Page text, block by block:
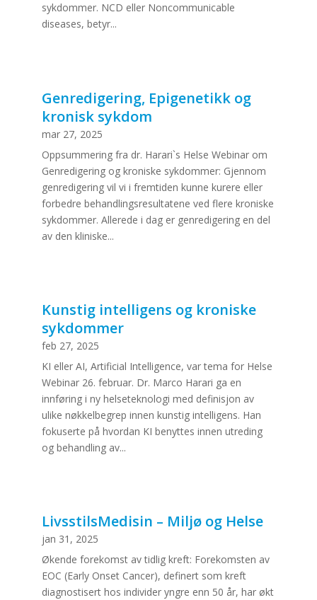
sykdommer. NCD eller Noncommunicable
diseases, betyr...
Genredigering, Epigenetikk og
kronisk sykdom
mar 27, 2025
Oppsummering fra dr. Harari`s Helse Webinar om
Genredigering og kroniske sykdommer: Gjennom
genredigering vil vi i fremtiden kunne kurere eller
forbedre behandlingsresultatene ved flere kroniske
sykdommer. Allerede i dag er genredigering en del
av den kliniske...
Kunstig intelligens og kroniske
sykdommer
feb 27, 2025
KI eller AI, Artificial Intelligence, var tema for Helse
Webinar 26. februar. Dr. Marco Harari ga en
innføring i ny helseteknologi med definisjon av
ulike nøkkelbegrep innen kunstig intelligens. Han
fokuserte på hvordan KI benyttes innen utreding
og behandling av...
LivsstilsMedisin – Miljø og Helse
jan 31, 2025
Økende forekomst av tidlig kreft: Forekomsten av
EOC (Early Onset Cancer), definert som kreft
diagnostisert hos individer yngre enn 50 år, har økt